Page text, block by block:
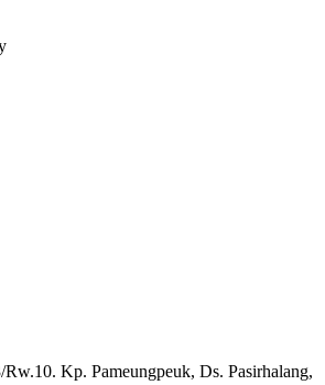
Kp. Pameungpeuk, Ds. Pasirhalang,